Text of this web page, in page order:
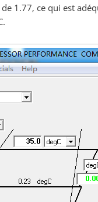
de 1.77, ce qui est